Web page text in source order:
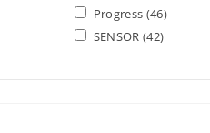
Progress (46)
SENSOR(42)